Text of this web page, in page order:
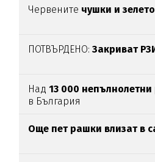
Червените чушки и
ПОТВЪРДЕНО:Закриват
Над13 000
в България
Oще пет рашки влизат в